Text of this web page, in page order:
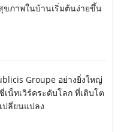
ขภาพในบ้านเริ่มต้นง่ายขึ้น
Groupe อย่างยิ่งใหญ่
เน็ทเวิร์คระดับโลก ที่เติบโต
ปลี่ยนแปลง